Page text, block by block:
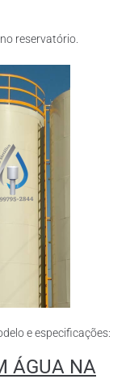
reservatório.
e especificações:
ÁGUA NA